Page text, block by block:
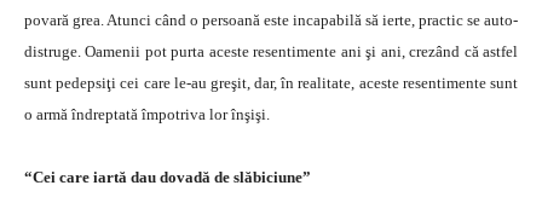
povară grea. Atunci când o persoană este incapabilă să ierte, practic se auto-
distruge. Oamenii pot purta aceste resentimente ani şi ani, crezând că astfel
sunt pedepsiţi cei care le-au greşit, dar, în realitate, aceste resentimente sunt
o armă îndreptată împotriva lor înşişi.
“Cei care iartă dau dovadă de slăbiciune”